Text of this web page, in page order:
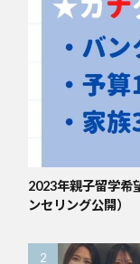
2023年親子留学希
ンセリング公開）